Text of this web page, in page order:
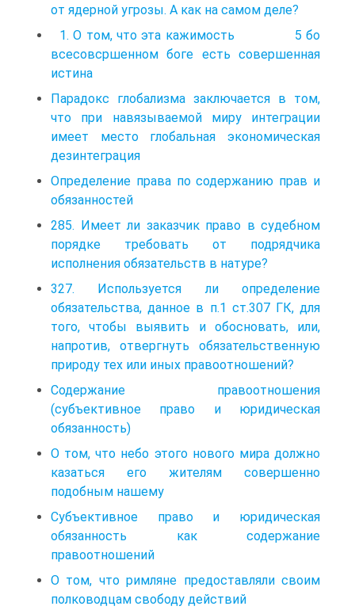
от ядерной угрозы. А как на самом деле?
1. О том, что эта кажимость 5 бо
всесовсршенном боге есть совершенная
истина
Парадокс глобализма заключается в том,
что при навязываемой миру интеграции
имеет место глобальная экономическая
дезинтеграция
Определение права по содержанию прав и
обязанностей
285. Имеет ли заказчик право в судебном
порядке требовать от подрядчика
исполнения обязательств в натуре?
327. Используется ли определение
обязательства, данное в п.1 ст.307 ГК, для
того, чтобы выявить и обосновать, или,
напротив, отвергнуть обязательственную
природу тех или иных правоотношений?
Содержание правоотношения
(субъективное право и юридическая
обязанность)
О том, что небо этого нового мира должно
казаться его жителям совершенно
подобным нашему
Субъективное право и юридическая
обязанность как содержание
правоотношений
О том, что римляне предоставляли своим
полководцам свободу действий